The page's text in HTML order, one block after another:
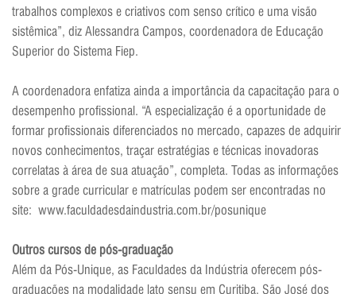
trabalhos complexos e criativos com senso crítico e uma visão
sistêmica”, diz Alessandra Campos, coordenadora de Educação
Superior do Sistema Fiep.
A coordenadora enfatiza ainda a importância da capacitação para o
desempenho profissional. “A especialização é a oportunidade de
formar profissionais diferenciados no mercado, capazes de adquirir
novos conhecimentos, traçar estratégias e técnicas inovadoras
correlatas à área de sua atuação”, completa. Todas as informações
sobre a grade curricular e matrículas podem ser encontradas no
site: www.faculdadesdaindustria.com.br/posunique
Outros cursos de pós-graduação
Além da Pós-Unique, as Faculdades da Indústria oferecem pós-
graduações na modalidade lato sensu em Curitiba, São José dos